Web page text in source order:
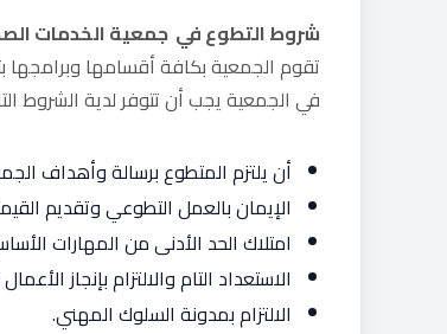
شروط التطوع في جمعية الخدمات
تقوم الجمعية بكافة أقسامها
في الجمعية يجب أن تتوفر لدية الشروط
أن يلتزم المتطوع برسالة وأهداف
الإيمان بالعمل التطوعي وتقديم
امتلاك الحد الأدنى من المهارات
الاستعداد التام والالتزام بإنجاز
الالتزام بمدونة السلوك المهني.